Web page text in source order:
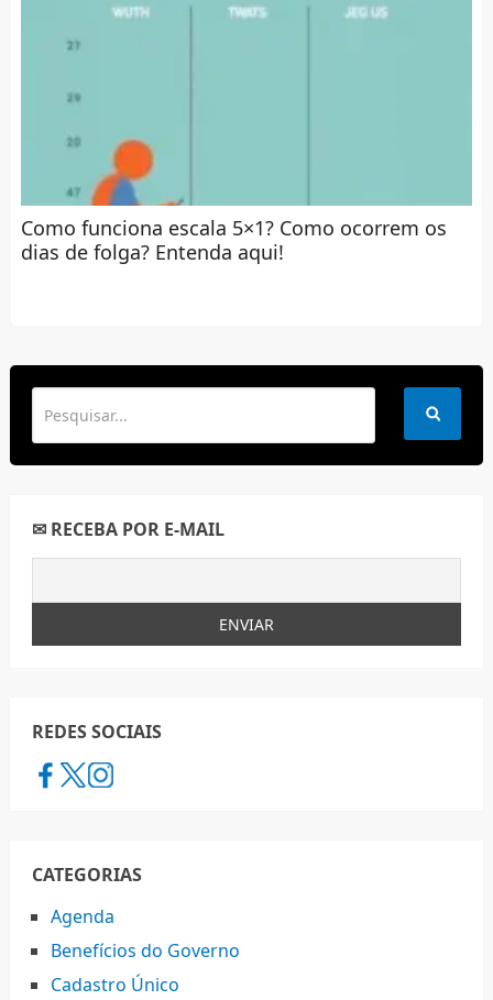
Como funciona escala 5×1? Como ocorrem os
dias de folga? Entenda aqui!
✉ RECEBA POR E-MAIL
REDES SOCIAIS
CATEGORIAS
Agenda
Benefícios do Governo
Cadastro Único